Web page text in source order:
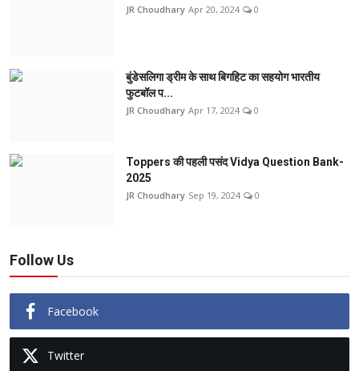
JR Choudhary Apr 20, 2024 0
बुंडेसलिगा ड्रीम के साथ बिगहिट का सहयोग भारतीय
फुटबॉल प...
JR Choudhary Apr 17, 2024 0
Toppers की पहली पसंद Vidya Question Bank-
2025
JR Choudhary Sep 19, 2024 0
Follow Us
Facebook
Twitter